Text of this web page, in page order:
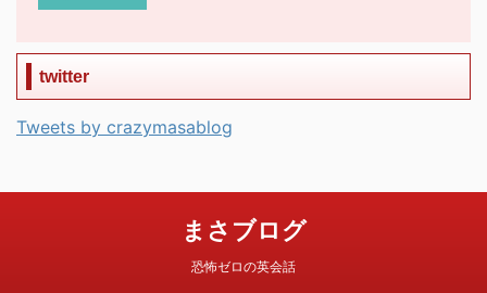
twitter
Tweets by crazymasablog
まさブログ
恐怖ゼロの英会話